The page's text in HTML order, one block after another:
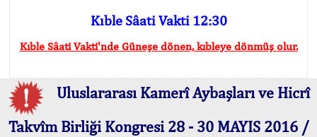
Kıble Sâati Vakti 12:30
Kıble Sâati Vakti'nde Güneşe dönen, kıbleye dönmüş olur.
Uluslararası Kamerî Aybaşları ve Hicrî
Takvîm Birliği Kongresi 28 - 30 MAYIS 2016 /